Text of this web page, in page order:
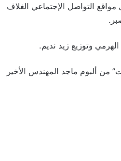
التواصل الإجتماعي الغلاف
وتوزيع زيد نديم.
من ألبوم ماجد المهندس الأخير